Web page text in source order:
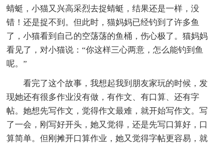
蜻蜓，小猫又兴高采烈去捉蜻蜓，结果还是一样，没
错！还是捉不到。但此时，猫妈妈已经钓到了许多鱼
了，小猫看到自己的空荡荡的鱼桶，伤心极了。猫妈妈
看见了，对小猫说：“你这样三心两意，怎么能钓到鱼
呢。”
看完了这个故事，我想起我到朋友家玩的时候，发
现她还有很多作业没有做，有作文、有口算、还有字
帖。她想先写作文，觉得作文最难，就开始写作文。写
了一会，刚写好开头，她又觉得，还是先写口算好，口
算简单。但刚摊开口算作业，她又觉得字帖更容易，就